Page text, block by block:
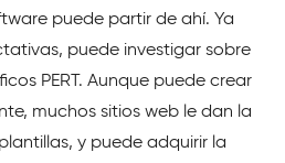
puede partir de ahí. Ya
puede investigar sobre
PERT. Aunque puede crear
muchos sitios web le dan la
y puede adquirir la